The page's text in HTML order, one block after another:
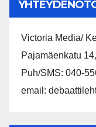
Victoria Media/
Pajamäenkatu
Puh/SMS: 040-
email: